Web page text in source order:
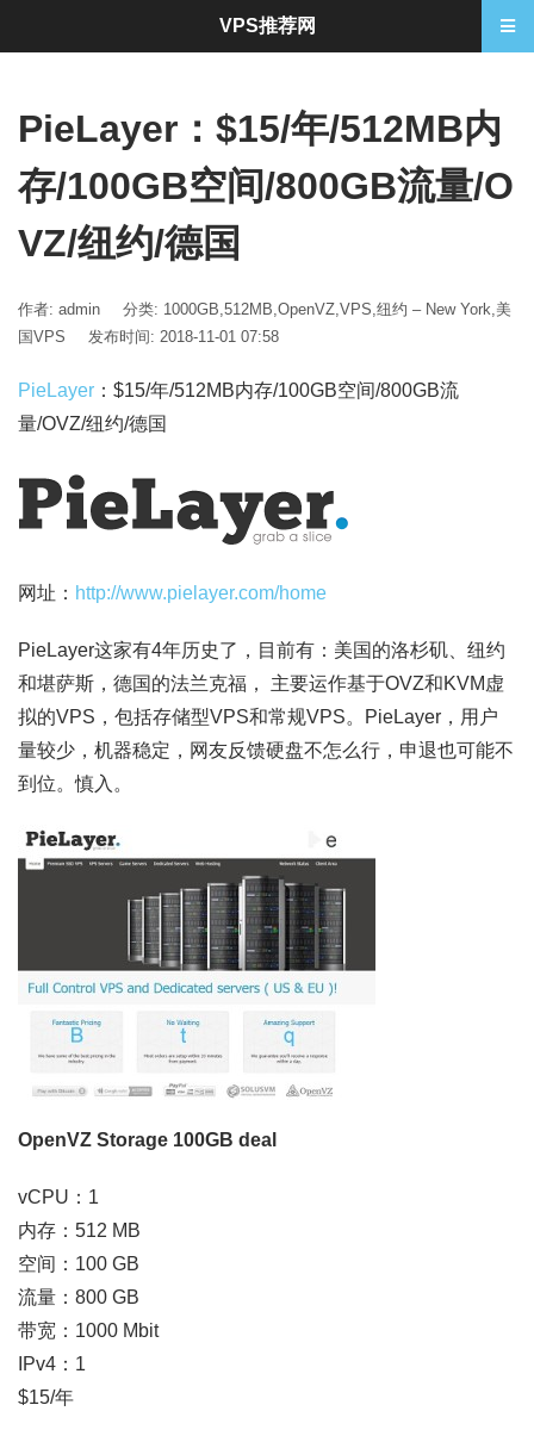
PieLayer：$15/年/512MB内
存/100GB空间/800GB流量/O
VZ/纽约/德国
作者: admin 分类: 1000GB,512MB,OpenVZ,VPS,纽约 – New York,美
国VPS
发布时间: 2018-11-01 07:58
PieLayer ：$15/年/512MB内存/100GB空间/800GB流
量/OVZ/纽约/德国
网址： http://www.pielayer.com/home
PieLayer这家有4年历史了，目前有：美国的洛杉矶、纽约
和堪萨斯，德国的法兰克福， 主要运作基于OVZ和KVM虚
拟的VPS，包括存储型VPS和常规VPS。PieLayer，用户
量较少，机器稳定，网友反馈硬盘不怎么行，申退也可能不
到位。慎入。
OpenVZ Storage 100GB deal
vCPU：1
内存：512 MB
空间：100 GB
流量：800 GB
带宽：1000 Mbit
IPv4：1
$15/年
VPS推荐网